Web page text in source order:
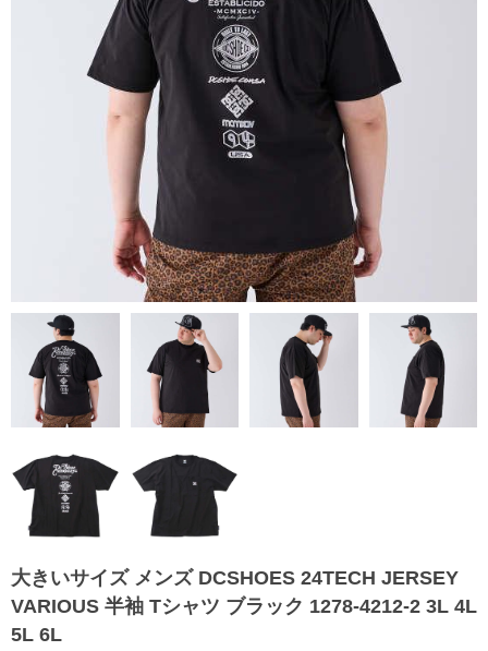
大きいサイズ メンズ DCSHOES 24TECH JERSEY
VARIOUS 半袖 Tシャツ ブラック 1278-4212-2 3L 4L
5L 6L